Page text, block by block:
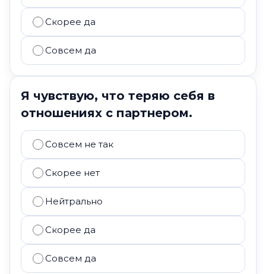
Скорее да
Совсем да
Я чувствую, что теряю себя в
отношениях с партнером.
Совсем не так
Скорее нет
Нейтрально
Скорее да
Совсем да